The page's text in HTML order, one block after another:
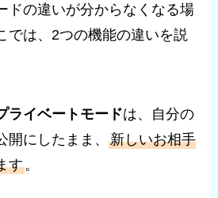
ドの違いが分からなくなる場
では、2つの機能の違いを説
ライベートモードは、自分の
開にしたまま、新しいお相手
す。